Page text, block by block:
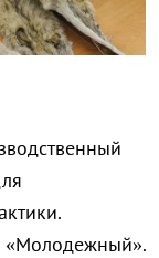
«Молодежный».